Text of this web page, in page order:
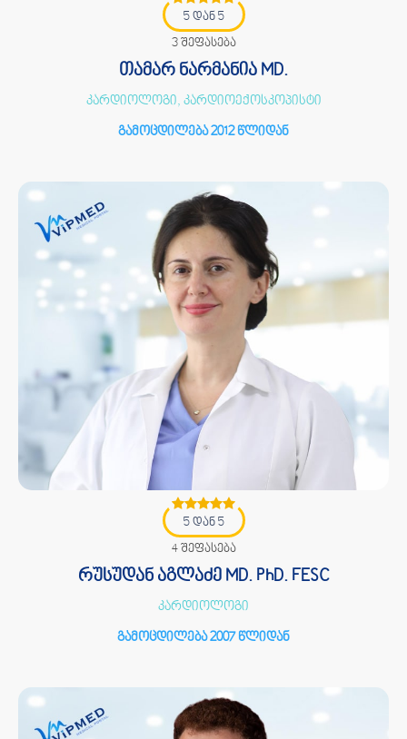
5 დან 5
3 შეფასება
თამარ ნარმანია MD.
კარდიოლოგი, კარდიოექოსკოპისტი
გამოცდილება 2012 წლიდან
5 დან 5
4 შეფასება
რუსუდან აგლაძე MD. PhD. FESC
კარდიოლოგი
გამოცდილება 2007 წლიდან